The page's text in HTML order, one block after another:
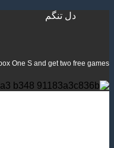
دل تنگم
One S and get two free games